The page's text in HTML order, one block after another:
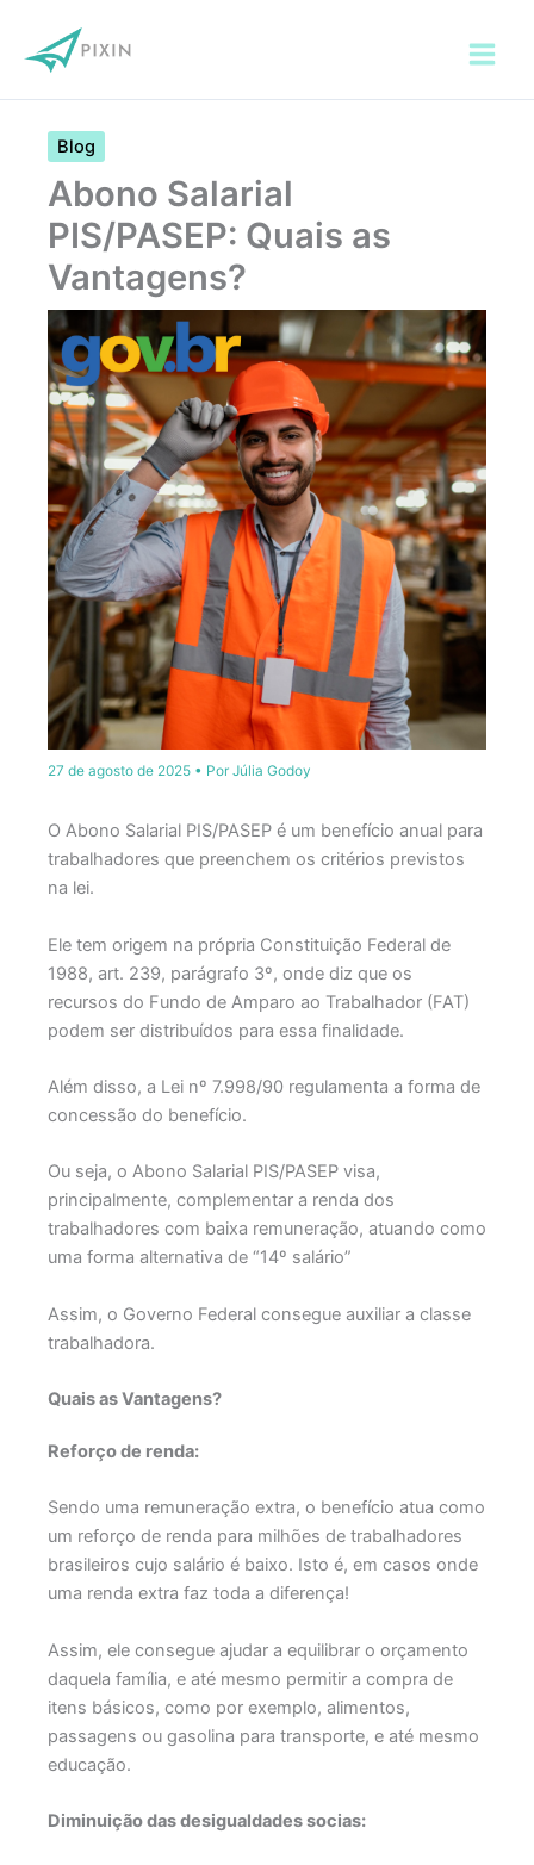
para
Blog
Abono Salarial
PIS/PASEP: Quais as
Vantagens?
27 de agosto de 2025 • Por Júlia Godoy
O Abono Salarial PIS/PASEP é um benefício anual para
trabalhadores que preenchem os critérios previstos
na lei.
Ele tem origem na própria Constituição Federal de
1988, art. 239, parágrafo 3º, onde diz que os
recursos do Fundo de Amparo ao Trabalhador (FAT)
podem ser distribuídos para essa finalidade.
Além disso, a Lei nº 7.998/90 regulamenta a forma de
concessão do benefício.
Ou seja, o Abono Salarial PIS/PASEP visa,
principalmente, complementar a renda dos
trabalhadores com baixa remuneração, atuando como
uma forma alternativa de “14º salário”
Assim, o Governo Federal consegue auxiliar a classe
trabalhadora.
Quais as Vantagens?
Reforço de renda:
Sendo uma remuneração extra, o benefício atua como
um reforço de renda para milhões de trabalhadores
brasileiros cujo salário é baixo. Isto é, em casos onde
uma renda extra faz toda a diferença!
Assim, ele consegue ajudar a equilibrar o orçamento
daquela família, e até mesmo permitir a compra de
itens básicos, como por exemplo, alimentos,
passagens ou gasolina para transporte, e até mesmo
educação.
Diminuição das desigualdades socias: